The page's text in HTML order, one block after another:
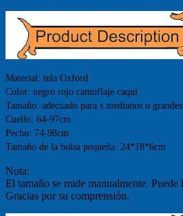
Material: tela Oxford
Color: negro rojo camuflaje caqui
Tamaño: adecuado para s medianos o
Cuello: 64-97cm
Pecho: 74-98cm
Tamaño de la bolsa pequeña: 24*18*6cm
Nota:
El tamaño se mide manualmente. Puede
Gracias por su comprensión.